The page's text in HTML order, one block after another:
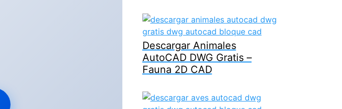
Descargar Animales
AutoCAD DWG Gratis –
Fauna 2D CAD